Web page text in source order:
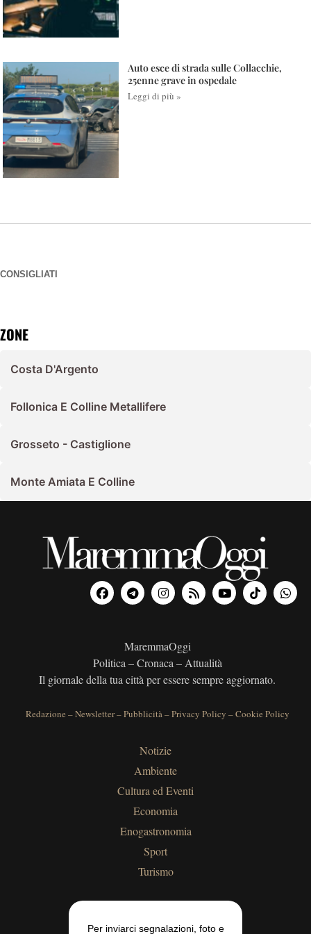
Auto esce di strada sulle Collacchie,
25enne grave in ospedale
Leggi di più »
CONSIGLIATI
ZONE
Costa D'Argento
Follonica E Colline Metallifere
Grosseto - Castiglione
Monte Amiata E Colline
MaremmaOggi
Politica – Cronaca – Attualità
Il giornale della tua città per essere sempre aggiornato.
Redazione –Newsletter–Pubblicità–Privacy Policy –Cookie Policy
Notizie
Ambiente
Cultura ed Eventi
Economia
Enogastronomia
Sport
Turismo
Per inviarci segnalazioni, foto e